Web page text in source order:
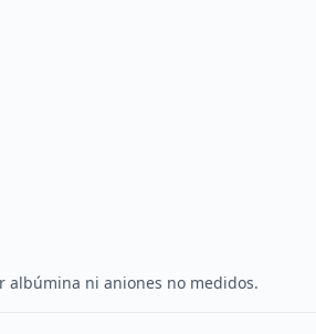
albúmina ni aniones no medidos.